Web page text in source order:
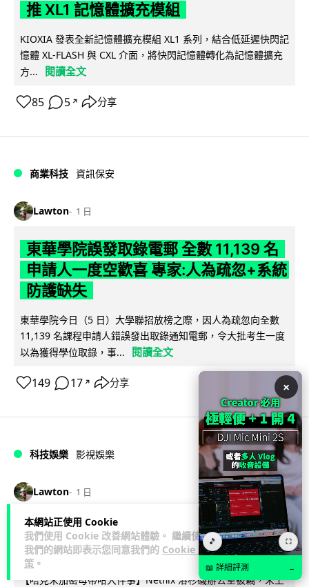
本網站正使用 Cookie
我們使用 Cookie 改善網站體驗。 繼續使用
我們的網站即表示您同意我們的 Cookie 政
策 。
推 XL1 記憶體擴充模組
KIOXIA 發表全新記憶體擴充模組 XL1 系列，結合低延遲快閃記
憶體 XL-FLASH 與 CXL 介面，將快閃記憶體轉化為記憶體擴充
方...
閱讀全文
85 5 ↗ 分享
商業科技 資訊保安
Lawton 1 日
東華學院誤發取錄電郵 全數 11,139 名
申請人一度空歡喜 專家:人為疏忽+系統
防護缺失
東華學院今日（5 日）大學聯招放榜之際，因人為疏忽向全數
11,139 名課程申請人錯誤發出取錄通知電郵，令大批考生一度
以為獲得學位取錄，事...
閱讀全文
149 17 ↗ 分享
科技娛樂 影視娛樂
Lawton 1 日
Nicolas Cage 主演未上映電影 Netflix
遺失未加密母帶 被索償 8.19 億港元
【唔見未加密母帶咁大件事】Netflix 洛杉磯辦公室被竊，未上
×
🎵 ⛶
📖 詳細評測 →